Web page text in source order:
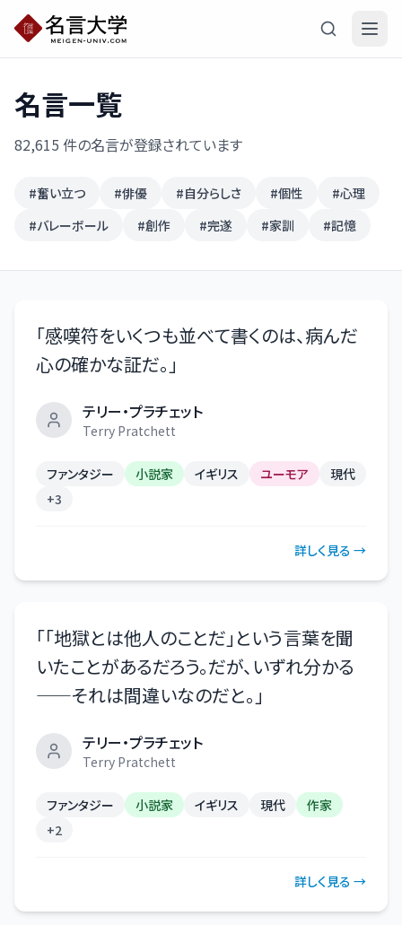
名言一覧
82,615 件の名言が登録されています
#奮い立つ #俳優 #自分らしさ #個性 #心理
#バレーボール #創作 #完遂 #家訓 #記憶
「感嘆符をいくつも並べて書くのは、病んだ
心の確かな証だ。 」
テリー・プラチェット
Terry Pratchett
ファンタジー 小説家 イギリス ユーモア
現代
+3
詳しく見る →
「「地獄とは他人のことだ」という言葉を聞
いたことがあるだろう。だが、いずれ分かる
——それは間違いなのだと。 」
テリー・プラチェット
Terry Pratchett
ファンタジー 小説家 イギリス 現代
作家
+2
詳しく見る →